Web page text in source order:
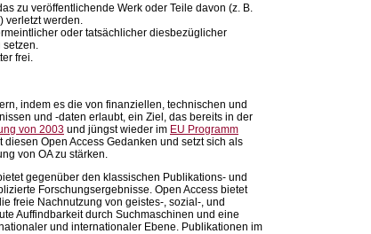
zu veröffentlichende Werk oder Teile davon (z. B.
verletzt werden.
oder tatsächlicher diesbezüglicher
frei.
indem es die von finanziellen, technischen und
und -daten erlaubt, ein Ziel, das bereits in der
von 2003 und jüngst wieder im EU Programm
Open Access Gedanken und setzt sich als
von OA zu stärken.
gegenüber den klassischen Publikations- und
Forschungsergebnisse. Open Access bietet
freie Nachnutzung von geistes-, sozial-, und
Auffindbarkeit durch Suchmaschinen und eine
und internationaler Ebene. Publikationen im